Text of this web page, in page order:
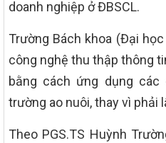
doanh nghiệp ở ĐBSCL.
Trường Bách khoa (Đại
công nghệ thu thập thông
bằng cách ứng dụng
trường ao nuôi, thay vì phải
Theo PGS.TS Huỳnh